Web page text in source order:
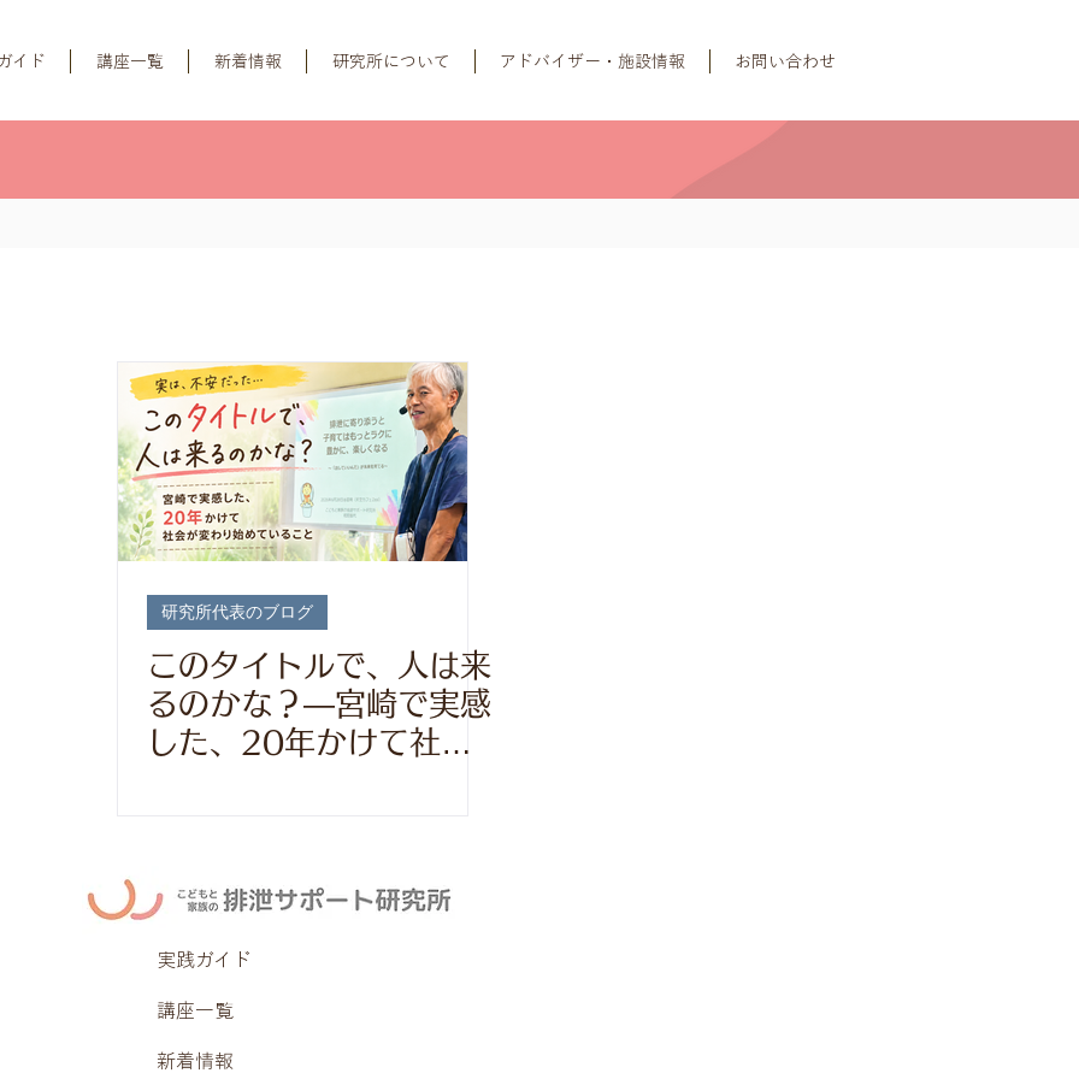
イド 講座一覧 新着情報 研究所について アドバイザー・施設情報 お問い合わせ
研究所代表のブログ
このタイトルで、人は来
るのかな？―宮崎で実感
した、20年かけて社会
実践ガイド
講座一覧
新着情報